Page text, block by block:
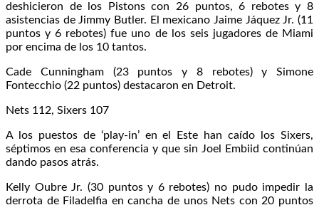
deshicieron de los Pistons con 26 puntos, 6 rebotes y 8
asistencias de Jimmy Butler. El mexicano Jaime Jáquez Jr. (11
puntos y 6 rebotes) fue uno de los seis jugadores de Miami
por encima de los 10 tantos.
Cade Cunningham (23 puntos y 8 rebotes) y Simone
Fontecchio (22 puntos) destacaron en Detroit.
Nets 112, Sixers 107
A los puestos de ‘play-in’ en el Este han caído los Sixers,
séptimos en esa conferencia y que sin Joel Embiid continúan
dando pasos atrás.
Kelly Oubre Jr. (30 puntos y 6 rebotes) no pudo impedir la
derrota de Filadelfia en cancha de unos Nets con 20 puntos